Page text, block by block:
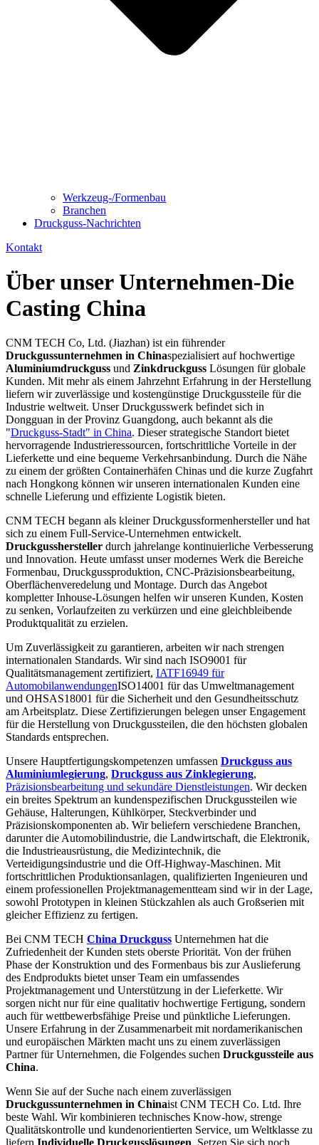
Werkzeug-/Formenbau
Branchen
Druckguss-Nachrichten
Kontakt
Über unser Unternehmen-Die
Casting China
CNM TECH Co, Ltd. (Jiazhan) ist ein führender
Druckgussunternehmen in Chinaspezialisiert auf hochwertige
Aluminiumdruckguss und Zinkdruckguss Lösungen für globale
Kunden. Mit mehr als einem Jahrzehnt Erfahrung in der Herstellung
liefern wir zuverlässige und kostengünstige Druckgussteile für die
Industrie weltweit. Unser Druckgusswerk befindet sich in
Dongguan in der Provinz Guangdong, auch bekannt als die
"Druckguss-Stadt" in China. Dieser strategische Standort bietet
hervorragende Industrieressourcen, fortschrittliche Vorteile in der
Lieferkette und eine bequeme Verkehrsanbindung. Durch die Nähe
zu einem der größten Containerhäfen Chinas und die kurze Zugfahrt
nach Hongkong können wir unseren internationalen Kunden eine
schnelle Lieferung und effiziente Logistik bieten.
CNM TECH begann als kleiner Druckgussformenhersteller und hat
sich zu einem Full-Service-Unternehmen entwickelt.
Druckgusshersteller durch jahrelange kontinuierliche Verbesserung
und Innovation. Heute umfasst unser modernes Werk die Bereiche
Formenbau, Druckgussproduktion, CNC-Präzisionsbearbeitung,
Oberflächenveredelung und Montage. Durch das Angebot
kompletter Inhouse-Lösungen helfen wir unseren Kunden, Kosten
zu senken, Vorlaufzeiten zu verkürzen und eine gleichbleibende
Produktqualität zu erzielen.
Um Zuverlässigkeit zu garantieren, arbeiten wir nach strengen
internationalen Standards. Wir sind nach ISO9001 für
Qualitätsmanagement zertifiziert, IATF16949 für
AutomobilanwendungenISO14001 für das Umweltmanagement
und OHSAS18001 für die Sicherheit und den Gesundheitsschutz
am Arbeitsplatz. Diese Zertifizierungen belegen unser Engagement
für die Herstellung von Druckgussteilen, die den höchsten globalen
Standards entsprechen.
Unsere Hauptfertigungskompetenzen umfassen Druckguss aus
Aluminiumlegierung, Druckguss aus Zinklegierung,
Präzisionsbearbeitung und sekundäre Dienstleistungen. Wir decken
ein breites Spektrum an kundenspezifischen Druckgussteilen wie
Gehäuse, Halterungen, Kühlkörper, Steckverbinder und
Präzisionskomponenten ab. Wir beliefern verschiedene Branchen,
darunter die Automobilindustrie, die Landwirtschaft, die Elektronik,
die Industrieausrüstung, die Medizintechnik, die
Verteidigungsindustrie und die Off-Highway-Maschinen. Mit
fortschrittlichen Produktionsanlagen, qualifizierten Ingenieuren und
einem professionellen Projektmanagementteam sind wir in der Lage,
sowohl Prototypen in kleinen Stückzahlen als auch Großserien mit
gleicher Effizienz zu fertigen.
Bei CNM TECH China Druckguss Unternehmen hat die
Zufriedenheit der Kunden stets oberste Priorität. Von der frühen
Phase der Konstruktion und des Formenbaus bis zur Auslieferung
des Endprodukts bietet unser Team ein umfassendes
Projektmanagement und Unterstützung in der Lieferkette. Wir
sorgen nicht nur für eine qualitativ hochwertige Fertigung, sondern
auch für wettbewerbsfähige Preise und pünktliche Lieferungen.
Unsere Erfahrung in der Zusammenarbeit mit nordamerikanischen
und europäischen Märkten macht uns zu einem zuverlässigen
Partner für Unternehmen, die Folgendes suchen Druckgussteile aus
China.
Wenn Sie auf der Suche nach einem zuverlässigen
Druckgussunternehmen in Chinaist CNM TECH Co. Ltd. Ihre
beste Wahl. Wir kombinieren technisches Know-how, strenge
Qualitätskontrolle und kundenorientierten Service, um Weltklasse zu